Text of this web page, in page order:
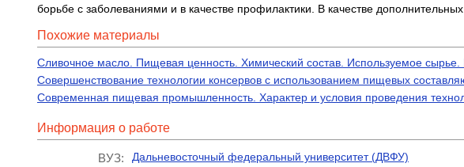
борьбе с заболеваниями и в качестве профилактики. В качестве
Похожие материалы
Сливочное масло. Пищевая ценность. Химический состав. Используемое
Совершенствование технологии консервов с использованием пищевых
Современная пищевая промышленность. Характер и условия проведения
Информация о работе
ВУЗ: Дальневосточный федеральный университет (ДВФУ)